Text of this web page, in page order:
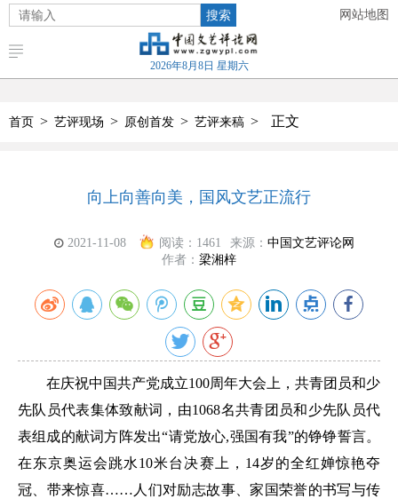
搜索 网站地图
2026年8月8日 星期六
首页 > 艺评现场 > 原创首发 > 艺评来稿 > 正文
向上向善向美，国风文艺正流行
2021-11-08 阅读： 1461 来源： 中国文艺评论网
作者： 梁湘梓
在庆祝中国共产党成立100周年大会上，共青团员和少
先队员代表集体致献词，由1068名共青团员和少先队员代
表组成的献词方阵发出“请党放心,强国有我”的铮铮誓言。
在东京奥运会跳水10米台决赛上，14岁的全红婵惊艳夺
冠、带来惊喜……人们对励志故事、家国荣誉的书写与传